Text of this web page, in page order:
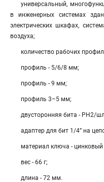
универсальный,
в инженерных системах
электрических шкафах,
воздуха;
количество рабочих
профиль - 5/6/8 мм;
профиль - 9 мм;
профиль 3–5 мм;
двусторонняя бита - PH2/
адаптер для бит 1/4” на
материал ключа - цинковый
вес - 66 г;
длина - 72 мм.